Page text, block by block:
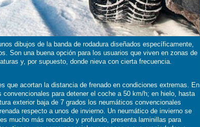
dibujos de la banda de rodadura diseñados específicamente,
Son una buena opción para los usuarios que viven en zonas de
y, por supuesto, donde nieva con cierta frecuencia.
que acortan la distancia de frenado en condiciones extremas. En
para detener el coche a 50 km/h; en hielo, hasta
exterior baja de 7 grados los neumáticos convencionales
respecto a unos de invierno. Un neumático de invierno se
mucho más recortado y profundo, presenta laminillas para